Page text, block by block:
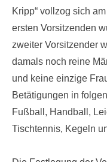
Kripp“ vollzog sich
ersten Vorsitzenden
zweiter Vorsitzender
damals noch reine
und keine einzige
Betätigungen in
Fußball, Handball,
Tischtennis, Kegeln